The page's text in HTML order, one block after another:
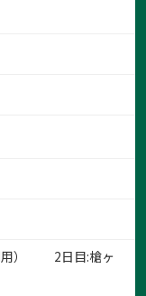
用） 2日目:槍ヶ